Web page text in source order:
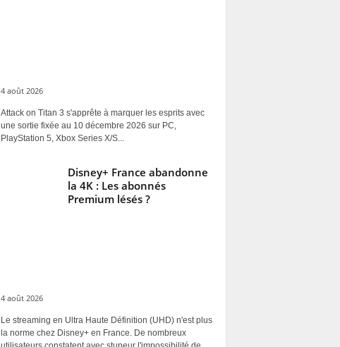
4 août 2026
Attack on Titan 3 s'apprête à marquer les esprits avec
une sortie fixée au 10 décembre 2026 sur PC,
PlayStation 5, Xbox Series X/S...
Disney+ France abandonne
la 4K : Les abonnés
Premium lésés ?
4 août 2026
Le streaming en Ultra Haute Définition (UHD) n'est plus
la norme chez Disney+ en France. De nombreux